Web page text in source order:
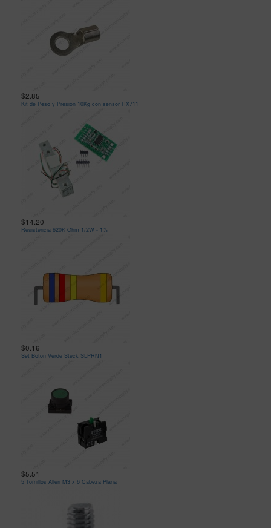
$2.85
Kit de Peso y Presion 10Kg con sensor HX711
$14.20
Resistencia 620K Ohm 1/2W - 1%
$0.16
Set Boton Verde Steck SLPRN1
$5.51
5 Tornillos Allen M3 x 6 Cabeza Plana